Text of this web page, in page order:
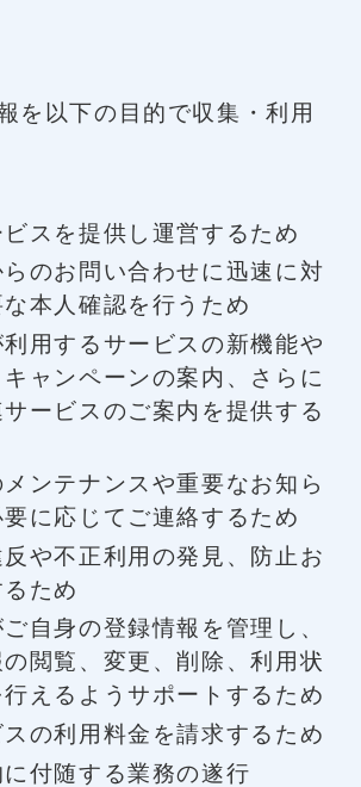
を以下の目的で収集・利用
スを提供し運営するため
のお問い合わせに迅速に対
本人確認を行うため
用するサービスの新機能や
ャンペーンの案内、さらに
ービスのご案内を提供する
ンテナンスや重要なお知ら
に応じてご連絡するため
や不正利用の発見、防止お
ため
自身の登録情報を管理し、
閲覧、変更、削除、利用状
えるようサポートするため
の利用料金を請求するため
に付随する業務の遂行